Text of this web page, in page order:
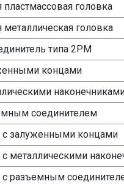
пластмассовая головка
металлическая головка
типа 2РМ
концами
соединителем
с залуженными концами
с металлическими
с разъемным